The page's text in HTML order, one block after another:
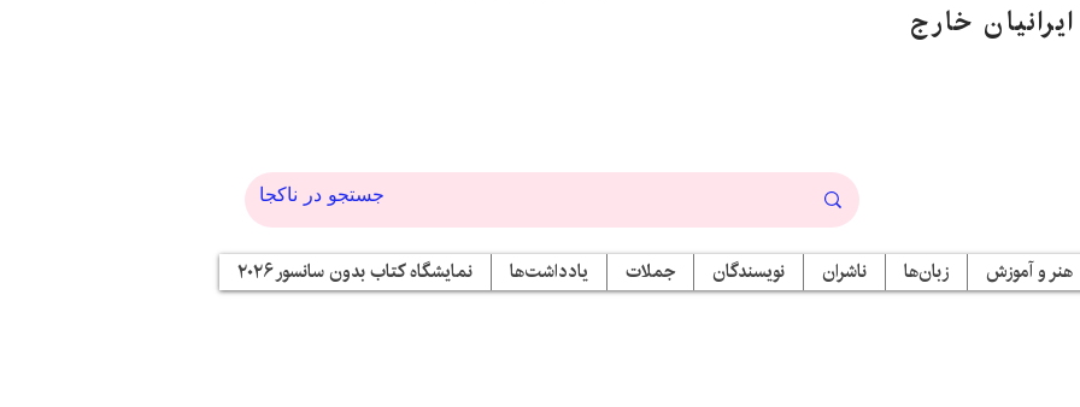
خارج
هنر و آموزش زبان‌ها ناشران نویسندگان جملات یادداشت‌ها نمایشگاه کتاب بدون سانسور ۲۰۲۶